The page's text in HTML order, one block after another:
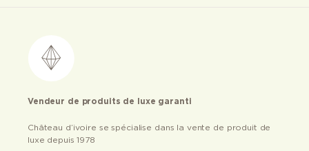
Vendeur de produits de luxe garanti
Château d’ivoire se spécialise dans la vente de produit de
luxe depuis 1978